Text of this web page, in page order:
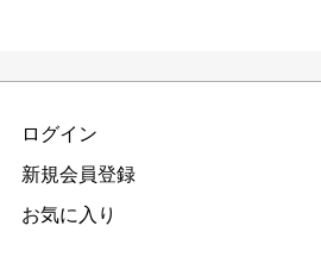
ログイン
新規会員登録
お気に入り